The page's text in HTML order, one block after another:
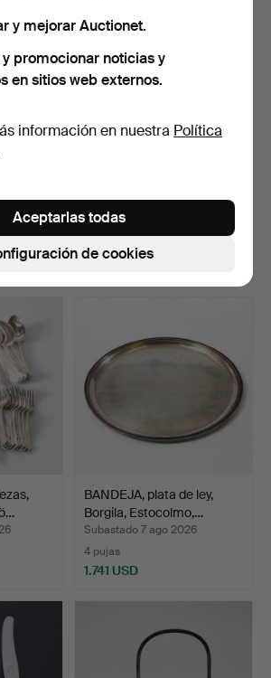
de le…
su mayoría cubiertos…
Subastado 4 may 2024
10 pujas
BANDEJA, plata de ley,
Borgila, Estocolmo,…
Subastado 7 ago 2026
4 pujas
1.741 USD
y mejorar Auctionet.
promocionar noticias y
en sitios web externos.
información en nuestra Política
de cookies
Aceptarlas todas